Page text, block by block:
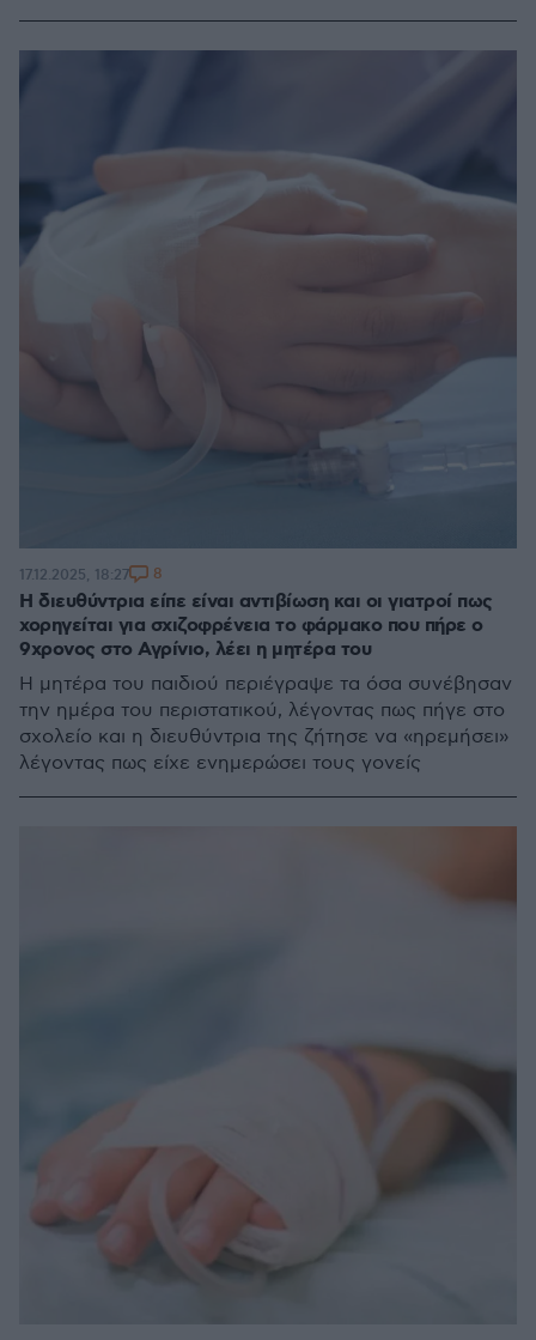
Η διευθύντρια είπε είναι αντιβίωση και οι γιατροί πως
χορηγείται για σχιζοφρένεια το φάρμακο που πήρε ο
9χρονος στο Αγρίνιο, λέει η μητέρα του
Η μητέρα του παιδιού περιέγραψε τα όσα συνέβησαν
την ημέρα του περιστατικού, λέγοντας πως πήγε στο
σχολείο και η διευθύντρια της ζήτησε να «ηρεμήσει»
λέγοντας πως είχε ενημερώσει τους γονείς
17.12.2025, 18:27 8